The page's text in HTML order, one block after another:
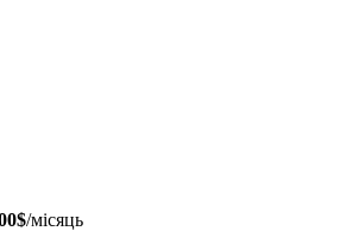
/місяць